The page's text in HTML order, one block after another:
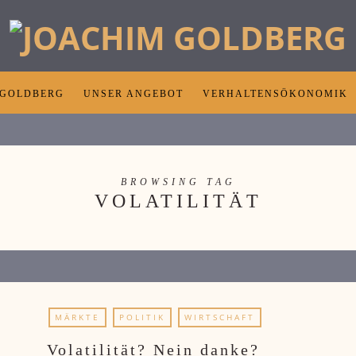
UNSER ANGEBOT VERHALTENSÖKONOMIK
BROWSING TAG
VOLATILITÄT
MÄRKTE POLITIK WIRTSCHAFT
Volatilität? Nein danke?